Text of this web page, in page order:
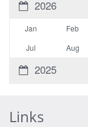
2026
Jan Feb
Jul
Aug
2025
Links